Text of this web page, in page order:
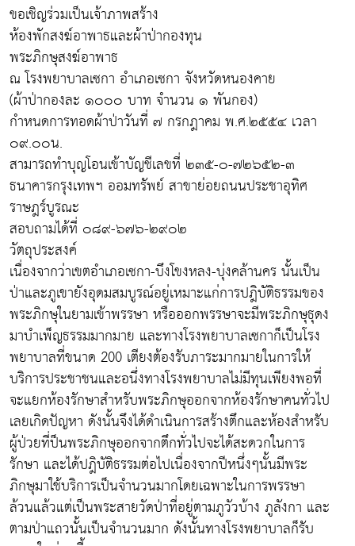
ขอเชิญร่วมเป็นเจ้าภาพสร้าง
ห้องพักสงฆ์อาพาธและผ้าป่ากองทุน
พระภิกษุสงฆ์อาพาธ
ณ โรงพยาบาลเซกา อำเภอเซกา จังหวัดหนองคาย
(ผ้าป่ากองละ ๑๐๐๐ บาท จำนวน ๑ พันกอง)
กำหนดการทอดผ้าป่าวันที่ ๗ กรกฎาคม พ.ศ.๒๕๕๔ เวลา
๐๙.๐๐น.
สามารถทำบุญโอนเข้าบัญชีเลขที่ ๒๓๕-๐-๗๒๖๕๒-๓
ธนาคารกรุงเทพฯ ออมทรัพย์ สาขาย่อยถนนประชาอุทิศ
ราษฎร์บูรณะ
สอบถามได้ที่ ๐๘๙-๖๗๖-๒๙๐๒
วัตถุประสงค์
เนื่องจากว่าเขตอำเภอเซกา-บึงโขงหลง-บุ่งคล้านคร นั้นเป็น
ป่าและภูเขายังอุดมสมบูรณ์อยู่เหมาะแก่การปฎิบัติธรรมของ
พระภิกษุในยามเข้าพรรษา หรือออกพรรษาจะมีพระภิกษุธุดง
มาบำเพ็ญธรรมมากมาย และทางโรงพยาบาลเซกาก็เป็นโรง
พยาบาลที่ขนาด 200 เตียงต้องรับภาระมากมายในการให้
บริการประชาชนและอนึ่งทางโรงพยาบาลไม่มีทุนเพียงพอที่
จะแยกห้องรักษาสำหรับพระภิกษุออกจากห้องรักษาคนทั่วไป
เลยเกิดปัญหา ดังนั้นจึงได้ดำเนินการสร้างตึกและห้องสำหรับ
ผู้ป่วยที่ป็นพระภิกษุออกจากตึกทั่วไปจะได้สะดวกในการ
รักษา และได้ปฎิบัติธรรมต่อไปเนื่องจากปีหนึ่งๆนั้นมีพระ
ภิกษุมาใช้บริการเป็นจำนวนมากโดยเฉพาะในการพรรษา
ล้วนแล้วแต่เป็นพระสายวัดป่าที่อยู่ตามภูวัวบ้าง ภูลังกา และ
ตามป่าแถวนั้นเป็นจำนวนมาก ดังนั้นทางโรงพยาบาลก็รับ